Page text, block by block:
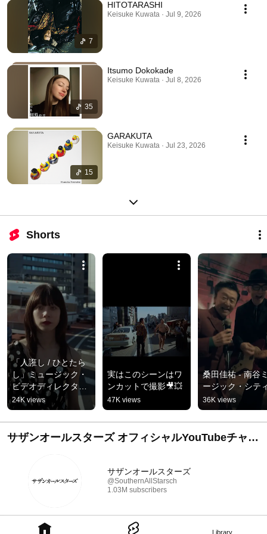
Library
7
HITOTARASHI
Keisuke Kuwata · Jul 9, 2026
35
Itsumo Dokokade
Keisuke Kuwata · Jul 8, 2026
15
GARAKUTA
Keisuke Kuwata · Jul 23, 2026
Shorts
「人誑し / ひとたら
し」ミュージック・
ビデオディレクター
ズカットver.🎬
24K views
実はこのシーンはワ
ンカットで撮影🎥💥
47K views
桑田佳祐 - 南谷
ージック・シテ
36K views
サザンオールスターズ オフィシャルYouTubeチャン
サザンオールスターズ
@SouthernAllStarsch
1.03M subscribers